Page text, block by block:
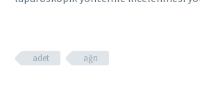
adet ağrı